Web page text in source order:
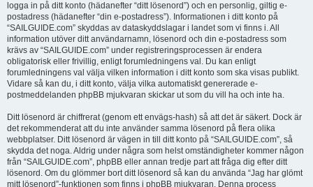
logga in på ditt konto (hädanefter “ditt lösenord”) och en personlig, giltig e-
postadress (hädanefter “din e-postadress”). Informationen i ditt konto på
“SAILGUIDE.com” skyddas av dataskyddslagar i landet som vi finns i. All
information utöver ditt användarnamn, lösenord och din e-postadress som
krävs av “SAILGUIDE.com” under registreringsprocessen är endera
obligatorisk eller frivillig, enligt forumledningens val. Du kan enligt
forumledningens val välja vilken information i ditt konto som ska visas publikt.
Vidare så kan du, i ditt konto, välja vilka automatiskt genererade e-
postmeddelanden phpBB mjukvaran skickar ut som du vill ha och inte ha.
Ditt lösenord är chiffrerat (genom ett envägs-hash) så att det är säkert. Dock är
det rekommenderat att du inte använder samma lösenord på flera olika
webbplatser. Ditt lösenord är vägen in till ditt konto på “SAILGUIDE.com”, så
skydda det noga. Aldrig under några som helst omständigheter kommer någon
från “SAILGUIDE.com”, phpBB eller annan tredje part att fråga dig efter ditt
lösenord. Om du glömmer bort ditt lösenord så kan du använda “Jag har glömt
mitt lösenord”-funktionen som finns i phpBB mjukvaran. Denna process